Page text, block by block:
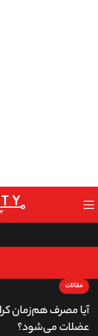
مقالات
آیا مصرف هم‌زمان
عضلات می‌شود؟